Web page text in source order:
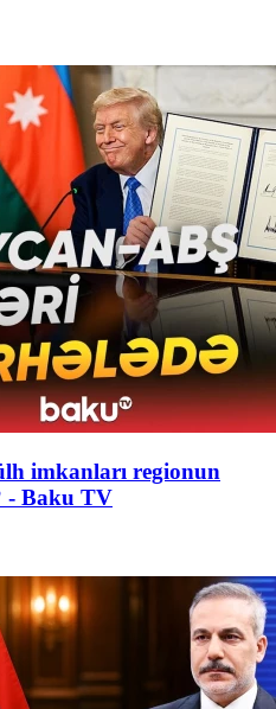
imkanları regionun
- Baku TV